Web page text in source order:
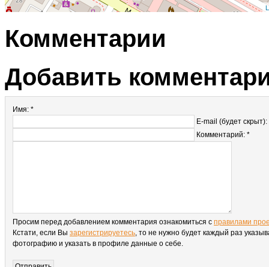
Комментарии
Добавить
Имя: *
E-mail (будет скрыт):
Комментарий: *
Просим перед добавлением комментария ознакомиться с правилами
Кстати, если Вы зарегистрируетесь, то не нужно будет каждый раз
фотографию и указать в профиле данные о себе.